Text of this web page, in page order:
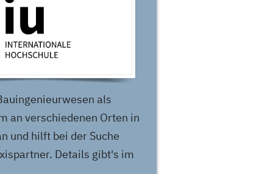
als
an verschiedenen Orten in
und hilft bei der Suche
Details gibt's im